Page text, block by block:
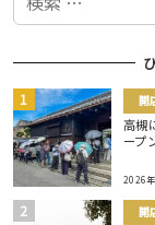
開
高槻
ープ
2026
開